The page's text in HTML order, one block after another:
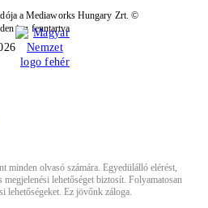
a Mediaworks Hungary Zrt. ©
jog fenntartva
minden olvasó számára. Egyedülálló elérést,
megjelenési lehetőséget biztosít. Folyamatosan
lehetőségeket. Ez jövőnk záloga.